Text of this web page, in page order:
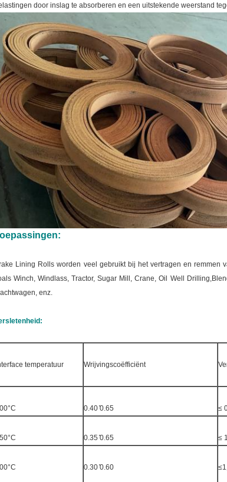
door inslag te absorberen en een uitstekende weerstand
Lining Rolls worden veel gebruikt bij het vertragen en remmen
Winch, Windlass, Tractor, Sugar Mill, Crane, Oil Well
enz.
temperatuur Wrijvingscoëfficiënt
0.40 ̊0.65 ≤
0.35 ̊0.65 ≤
0.30 ̊0.60